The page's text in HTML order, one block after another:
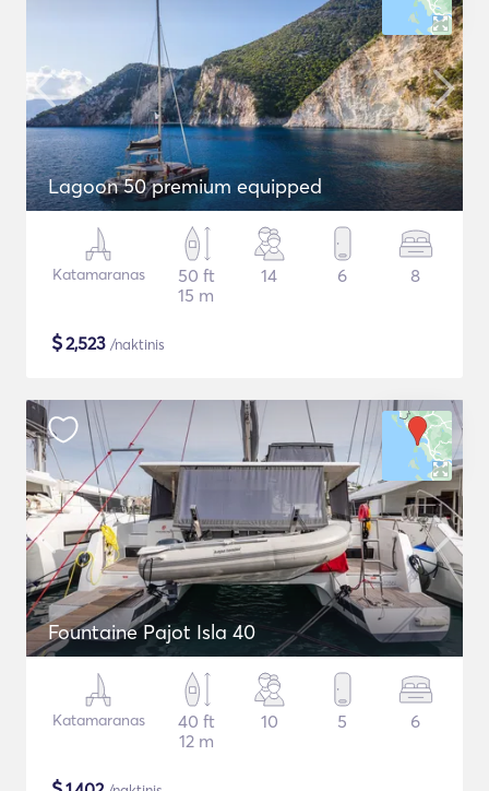
Lagoon 50 premium equipped
Katamaranas
50 ft
15 m
14 6 8
$2,523 /naktinis
Fountaine Pajot Isla 40
Katamaranas
40 ft
12 m
10 5 6